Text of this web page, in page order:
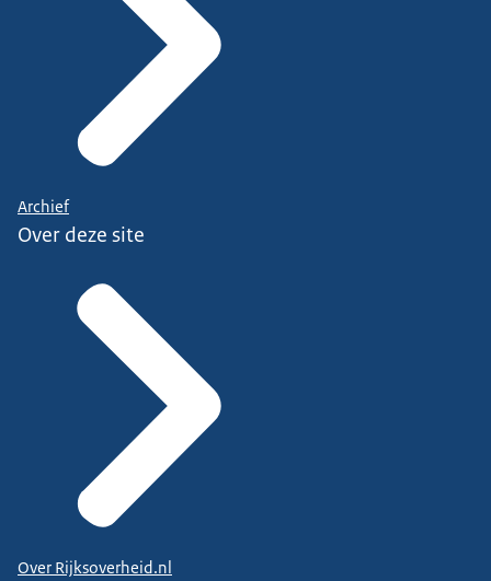
Archief
Over deze site
Over Rijksoverheid.nl